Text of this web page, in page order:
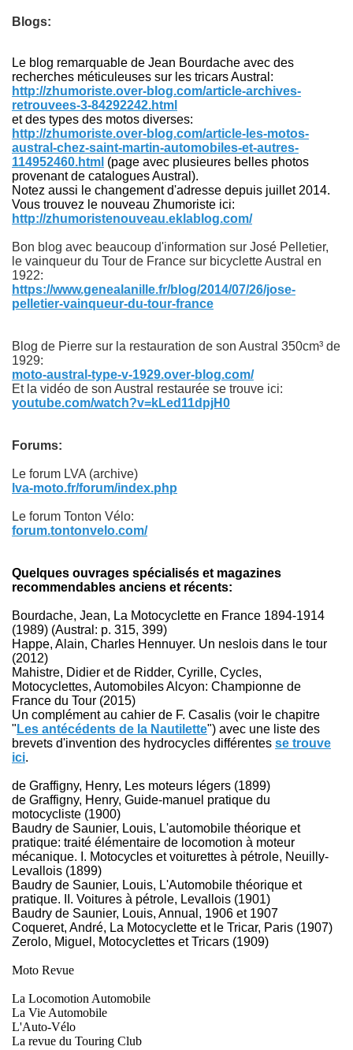
Blogs:
Le blog remarquable de Jean Bourdache avec des
recherches méticuleuses sur les tricars Austral:
http://zhumoriste.over-blog.com/article-archives-
retrouvees-3-84292242.html
et des types des motos diverses:
http://zhumoriste.over-blog.com/article-les-motos-
austral-chez-saint-martin-automobiles-et-autres-
114952460.html (page avec plusieures belles photos
provenant de catalogues Austral).
Notez aussi le changement d'adresse depuis juillet 2014.
Vous trouvez le nouveau Zhumoriste ici:
http://zhumoristenouveau.eklablog.com/
Bon blog avec beaucoup d'information sur José Pelletier,
le vainqueur du Tour de France sur bicyclette Austral en
1922:
https://www.genealanille.fr/blog/2014/07/26/jose-
pelletier-vainqueur-du-tour-france
Blog de Pierre sur la restauration de son Austral 350cm³ de
1929:
moto-austral-type-v-1929.over-blog.com/
Et la vidéo de son Austral restaurée se trouve ici:
youtube.com/watch?v=kLed11dpjH0
Forums:
Le forum LVA (archive)
lva-moto.fr/forum/index.php
Le forum Tonton Vélo:
forum.tontonvelo.com/
Quelques ouvrages spécialisés et magazines
recommendables anciens et récents:
Bourdache, Jean, La Motocyclette en France 1894-1914
(1989) (Austral: p. 315, 399)
Happe, Alain, Charles Hennuyer. Un neslois dans le tour
(2012)
Mahistre, Didier et de Ridder, Cyrille, Cycles,
Motocyclettes, Automobiles Alcyon: Championne de
France du Tour (2015)
Un complément au cahier de F. Casalis (voir le chapitre
" Les antécédents de la Nautilette") avec une liste des
brevets d'invention des hydrocycles différentes se trouve
ici.
de Graffigny, Henry, Les moteurs légers (1899)
de Graffigny, Henry, Guide-manuel pratique du
motocycliste (1900)
Baudry de Saunier, Louis, L'automobile théorique et
pratique: traité élémentaire de locomotion à moteur
mécanique. I. Motocycles et voiturettes à pétrole, Neuilly-
Levallois (1899)
Baudry de Saunier, Louis, L'Automobile théorique et
pratique. II. Voitures à pétrole, Levallois (1901)
Baudry de Saunier, Louis, Annual, 1906 et 1907
Coqueret, André, La Motocyclette et le Tricar, Paris (1907)
Zerolo, Miguel, Motocyclettes et Tricars (1909)
Moto Revue
La Locomotion Automobile
La Vie Automobile
L'Auto-Vélo
La revue du Touring Club